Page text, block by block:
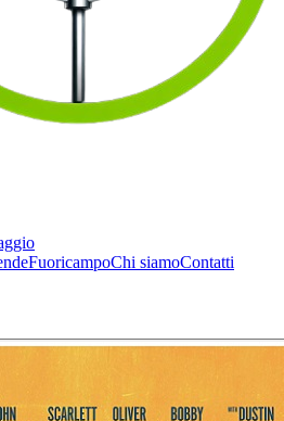
FuoricampoChi siamoContatti